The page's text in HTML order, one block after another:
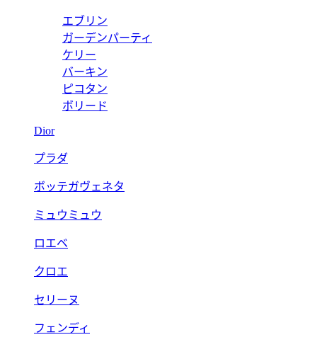
エブリン
ガーデンパーティ
ケリー
バーキン
ピコタン
ボリード
Dior
プラダ
ボッテガヴェネタ
ミュウミュウ
ロエベ
クロエ
セリーヌ
フェンディ